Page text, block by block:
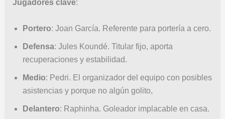
Jugadores clave:
Portero: Joan García. Referente para portería a cero.
Defensa: Jules Koundé. Titular fijo, aporta
recuperaciones y estabilidad.
Medio: Pedri. El organizador del equipo con posibles
asistencias y porque no algún golito,
Delantero: Raphinha. Goleador implacable en casa.